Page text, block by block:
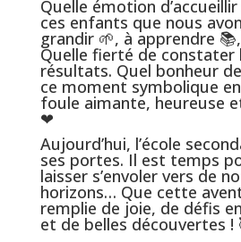
Quelle émotion
ces enfants que nous
grandir 🌱, à apprendre
Quelle fierté de constater
résultats. Quel bonheur
ce moment symbolique
foule aimante, heureuse
❤
Aujourd’hui, l’école
ses portes. Il est temps
laisser s’envoler vers de
horizons… Que cette
remplie de joie, de défis
et de belles découvertes !